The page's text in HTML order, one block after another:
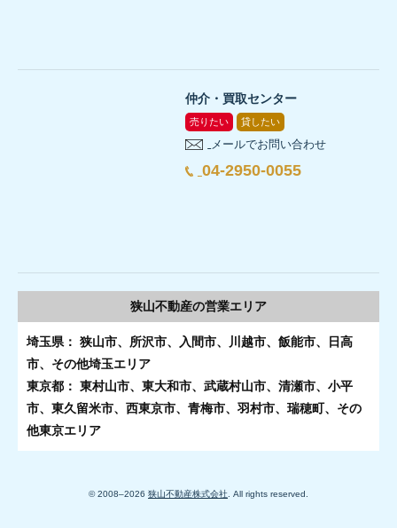
仲介・買取センター
売りたい 貸したい
メールでお問い合わせ
04-2950-0055
狭山不動産の営業エリア
埼玉県： 狭山市、所沢市、入間市、川越市、飯能市、日高
市、その他埼玉エリア
東京都： 東村山市、東大和市、武蔵村山市、清瀬市、小平
市、東久留米市、西東京市、青梅市、羽村市、瑞穂町、その
他東京エリア
© 2008–2026 狭山不動産株式会社 . All rights reserved.